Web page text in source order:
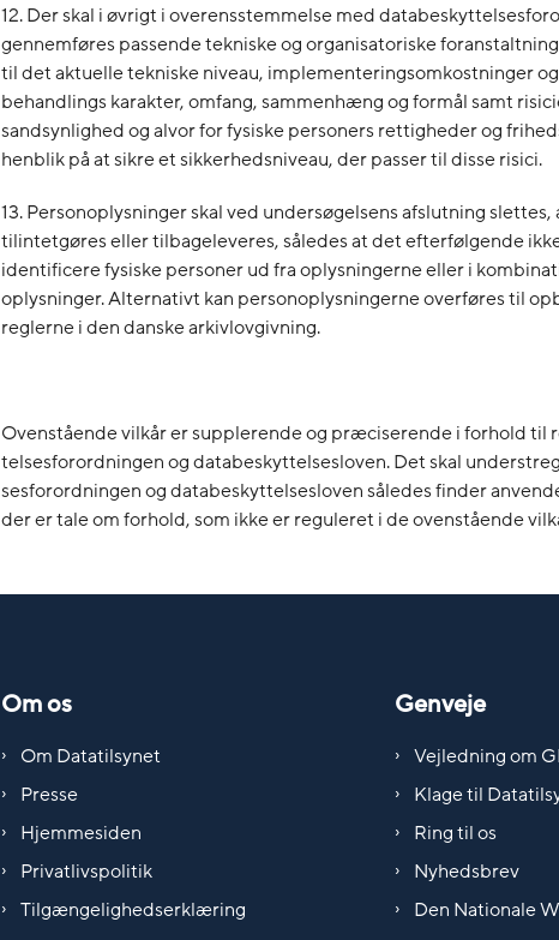
12. Der skal i øvrigt i overensstemmelse med
gennemføres passende tekniske og organisatoriske
til det aktuelle tekniske niveau, implementeringsomkostninger
behandlings karakter, omfang, sammenhæng og formål samt
sandsynlighed og alvor for fysiske personers rettigheder og
henblik på at sikre et sikkerhedsniveau, der passer til disse risici.
13. Personoplysninger skal ved undersøgelsens afslutning slettes,
tilintetgøres eller tilbageleveres, således at det efterfølgende
identificere fysiske personer ud fra oplysningerne eller i
oplysninger. Alternativt kan personoplysningerne overføres til
reglerne i den danske arkivlovgivning.
Ovenstående vilkår er supplerende og præciserende i forhold til
telsesforordningen og databeskyttelsesloven. Det skal
sesforordningen og databeskyttelsesloven således finder
der er tale om forhold, som ikke er reguleret i de ovenstående
Om os
Om Datatilsynet
Presse
Hjemmesiden
Privatlivspolitik
Tilgængelighedserklæring
Genveje
Vejledning om
Klage til
Ring til os
Nyhedsbrev
Den Nationale